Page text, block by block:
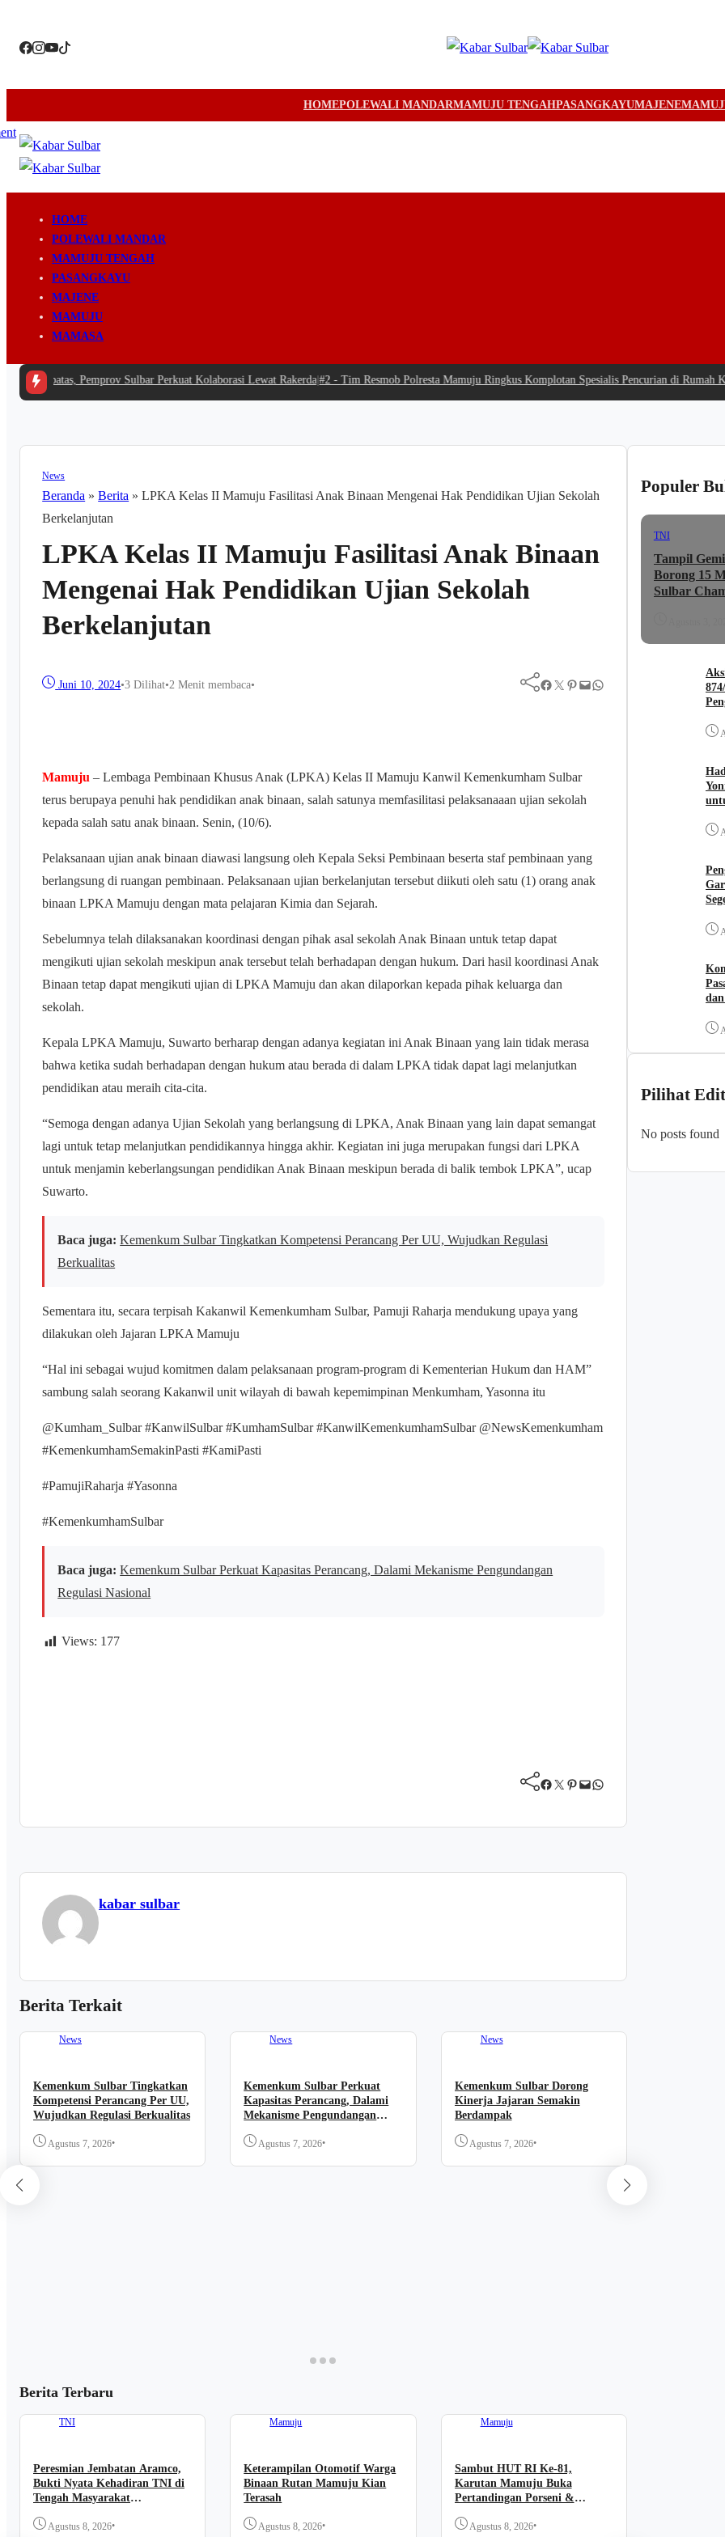
HOMEPOLEWALI MANDARMAMUJU TENGAHPASANGKAYUMAJENE
HOME
POLEWALI MANDAR
MAMUJU TENGAH
PASANGKAYU
MAJENE
MAMUJU
MAMASA
Terbatas, Pemprov Sulbar Perkuat Kolaborasi Lewat Rakerda|#2 -Tim Resmob Polresta Mamuju Ringkus Komplotan Spesialis Pencurian di Rumah
News
Beranda »Berita »LPKA Kelas II Mamuju Fasilitasi Anak Binaan Mengenai Hak Pendidikan Ujian Sekolah
Berkelanjutan
LPKA Kelas II Mamuju Fasilitasi Anak Binaan
Mengenai Hak Pendidikan Ujian Sekolah
Berkelanjutan
Juni 10, 2024•3Dilihat•2 Menit membaca• Facebook Twitter Pinterest Mail WhatsApp
Mamuju – Lembaga Pembinaan Khusus Anak (LPKA) Kelas II Mamuju Kanwil Kemenkumham Sulbar
terus berupaya penuhi hak pendidikan anak binaan, salah satunya memfasilitasi pelaksanaaan ujian sekolah
kepada salah satu anak binaan. Senin, (10/6).
Pelaksanaan ujian anak binaan diawasi langsung oleh Kepala Seksi Pembinaan beserta staf pembinaan yang
berlangsung di ruangan pembinaan. Pelaksanaan ujian berkelanjutan tersebut diikuti oleh satu (1) orang anak
binaan LPKA Mamuju dengan mata pelajaran Kimia dan Sejarah.
Sebelumnya telah dilaksanakan koordinasi dengan pihak asal sekolah Anak Binaan untuk tetap dapat
mengikuti ujian sekolah meskipun anak tersebut telah berhadapan dengan hukum. Dari hasil koordinasi Anak
Binaan tetap dapat mengikuti ujian di LPKA Mamuju dan akan dilaporkan kepada pihak keluarga dan
sekolah.
Kepala LPKA Mamuju, Suwarto berharap dengan adanya kegiatan ini Anak Binaan yang lain tidak merasa
bahwa ketika sudah berhadapan dengan hukum atau berada di dalam LPKA tidak dapat lagi melanjutkan
pendidikan atau meraih cita-cita.
“Semoga dengan adanya Ujian Sekolah yang berlangsung di LPKA, Anak Binaan yang lain dapat semangat
lagi untuk tetap melanjutkan pendidikannya hingga akhir. Kegiatan ini juga merupakan fungsi dari LPKA
untuk menjamin keberlangsungan pendidikan Anak Binaan meskipun berada di balik tembok LPKA”, ucap
Suwarto.
Baca juga: Kemenkum Sulbar Tingkatkan Kompetensi Perancang Per UU, Wujudkan Regulasi
Berkualitas
Sementara itu, secara terpisah Kakanwil Kemenkumham Sulbar, Pamuji Raharja mendukung upaya yang
dilakukan oleh Jajaran LPKA Mamuju
“Hal ini sebagai wujud komitmen dalam pelaksanaan program-program di Kementerian Hukum dan HAM”
sambung salah seorang Kakanwil unit wilayah di bawah kepemimpinan Menkumham, Yasonna itu
@Kumham_Sulbar #KanwilSulbar #KumhamSulbar #KanwilKemenkumhamSulbar @NewsKemenkumham
#KemenkumhamSemakinPasti #KamiPasti
#PamujiRaharja #Yasonna
#KemenkumhamSulbar
Baca juga: Kemenkum Sulbar Perkuat Kapasitas Perancang, Dalami Mekanisme Pengundangan
Regulasi Nasional
Views: 177
Facebook Twitter Pinterest Mail WhatsApp
kabar sulbar
Berita Terkait
News
Kemenkum Sulbar Tingkatkan
Kompetensi Perancang Per UU,
Wujudkan Regulasi Berkualitas
Agustus 7, 2026•
News
Kemenkum Sulbar Perkuat
Kapasitas Perancang, Dalami
Mekanisme Pengundangan
Agustus 7, 2026•
News
Kemenkum Sulbar Dorong
Kinerja Jajaran Semakin
Berdampak
Agustus 7, 2026•
Berita Terbaru
TNI
Peresmian Jembatan Aramco,
Bukti Nyata Kehadiran TNI di
Tengah Masyarakat
Agustus 8, 2026•
Mamuju
Keterampilan Otomotif Warga
Binaan Rutan Mamuju Kian
Terasah
Agustus 8, 2026•
Mamuju
Sambut HUT RI Ke-81,
Karutan Mamuju Buka
Pertandingan Porseni &
Warga Binaan
Agustus 8, 2026•
Populer
TNI
Tampil
Borong 15
Sulbar
Pilihat
No posts found